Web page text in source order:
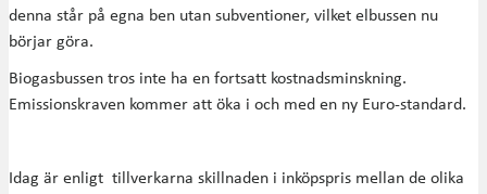
denna står på egna ben utan subventioner, vilket elbussen nu
börjar göra.
Biogasbussen tros inte ha en fortsatt kostnadsminskning.
Emissionskraven kommer att öka i och med en ny Euro-standard.
Idag är enligt tillverkarna skillnaden i inköpspris mellan de olika